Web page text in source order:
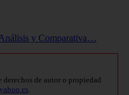
y Comparativa…
de autor o propiedad
.